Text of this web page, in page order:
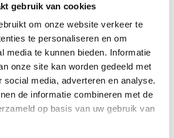
gebruik van cookies
om onze website verkeer te
te personaliseren en om
media te kunnen bieden. Informatie
onze site kan worden gedeeld met
social media, adverteren en analyse.
de informatie combineren met de
op basis van uw gebruik van
op eenvoudig zelf vervangen en in
Bekijk hiervoorde
WTW filter te vervangen. U kunt
klein onderhoud
zelf uitvoeren door
probioticatussendoor te
Sticker label:
filters van fairair krijgt u een